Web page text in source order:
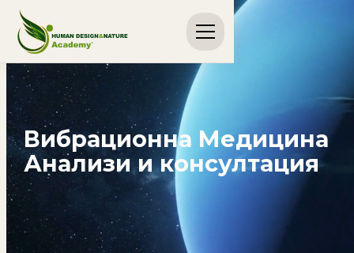
Вибрационна Медицина
Анализи и консултация